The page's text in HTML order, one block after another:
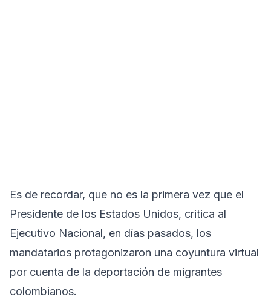
Es de recordar, que no es la primera vez que el
Presidente de los Estados Unidos, critica al
Ejecutivo Nacional, en días pasados, los
mandatarios protagonizaron una coyuntura virtual
por cuenta de la deportación de migrantes
colombianos.